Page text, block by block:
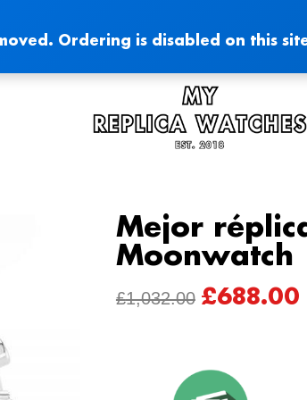
Ordering is disabled on this
Mejor
Moonwatch
£1,032.00 ORIGINAL
£1,032.00.
£688.00